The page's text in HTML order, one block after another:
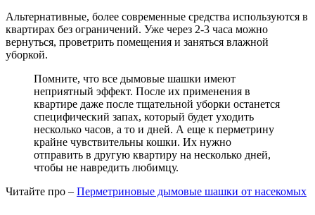
Альтернативные, более современные средства используются в
квартирах без ограничений. Уже через 2-3 часа можно
вернуться, проветрить помещения и заняться влажной
уборкой.
Помните, что все дымовые шашки имеют
неприятный эффект. После их применения в
квартире даже после тщательной уборки останется
специфический запах, который будет уходить
несколько часов, а то и дней. А еще к перметрину
крайне чувствительны кошки. Их нужно
отправить в другую квартиру на несколько дней,
чтобы не навредить любимцу.
Читайте про – Перметриновые дымовые шашки от насекомых